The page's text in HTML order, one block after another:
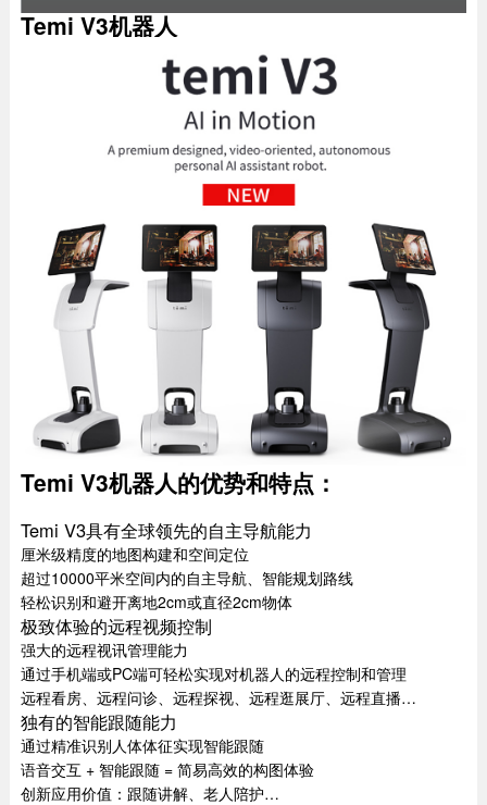
Temi V3机器人
Temi V3机器人的优势和特点：
Temi V3具有全球领先的自主导航能力
厘米级精度的地图构建和空间定位
超过10000平米空间内的自主导航、智能规划路线
轻松识别和避开离地2cm或直径2cm物体
极致体验的远程视频控制
强大的远程视讯管理能力
通过手机端或PC端可轻松实现对机器人的远程控制和管理
远程看房、远程问诊、远程探视、远程逛展厅、远程直播…
独有的智能跟随能力
通过精准识别人体体征实现智能跟随
语音交互 + 智能跟随 = 简易高效的构图体验
创新应用价值：跟随讲解、老人陪护…